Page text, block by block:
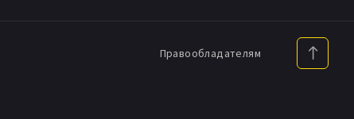
Правообладателям